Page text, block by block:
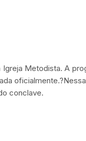
Metodista. A
conclave.